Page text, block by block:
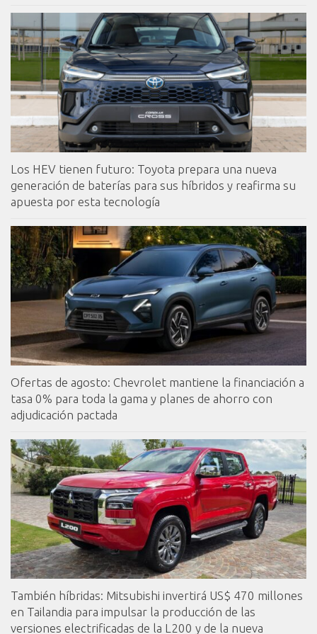
Los HEV tienen futuro: Toyota prepara una nueva
generación de baterías para sus híbridos y reafirma su
apuesta por esta tecnología
Ofertas de agosto: Chevrolet mantiene la financiación a
tasa 0% para toda la gama y planes de ahorro con
adjudicación pactada
También híbridas: Mitsubishi invertirá US$ 470 millones
en Tailandia para impulsar la producción de las
versiones electrificadas de la L200 y de la nueva